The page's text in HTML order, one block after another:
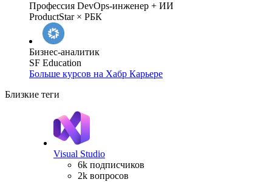
Профессия DevOps-инженер + ИИ
ProductStar × РБК
Бизнес-аналитик
SF Education
Больше курсов на Хабр Карьере
Близкие теги
Visual Studio
6k подписчиков
2k вопросов